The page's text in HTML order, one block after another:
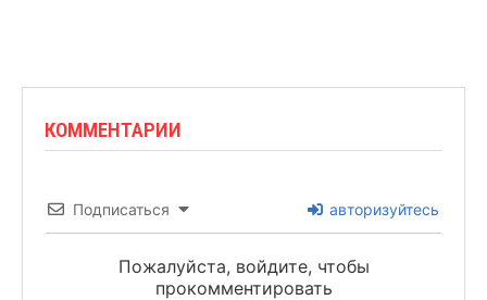
КОММЕНТАРИИ
Подписаться авторизуйтесь
Пожалуйста, войдите, чтобы
прокомментировать